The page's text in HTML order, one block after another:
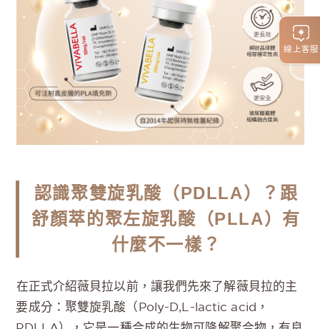
線上客服
認識聚雙旋乳酸（PDLLA）？跟
舒顏萃的聚左旋乳酸（PLLA）有
什麼不一樣？
在正式介紹薇貝拉以前，讓我們先來了解薇貝拉的主
要成分：聚雙旋乳酸（Poly-D,L-lactic acid，